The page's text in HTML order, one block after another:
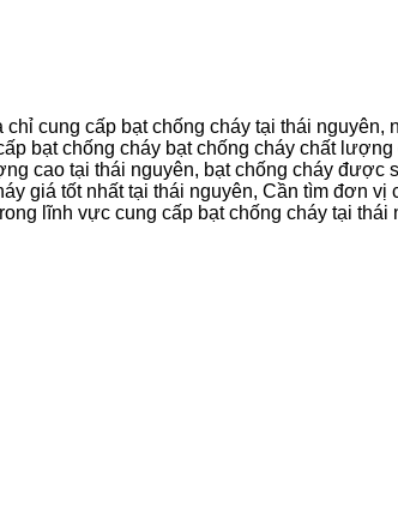
cung cấp bạt chống cháy tại thái nguyên,
bạt chống cháy bạt chống cháy chất
cao tại thái nguyên, bạt chống cháy được
giá tốt nhất tại thái nguyên, Cần tìm đơn vị
lĩnh vực cung cấp bạt chống cháy tại thái